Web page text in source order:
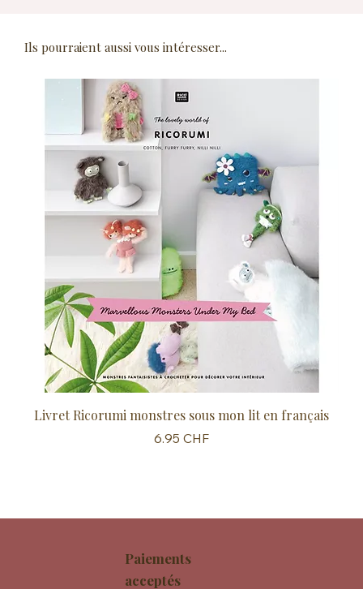
Ils pourraient aussi vous intéresser...
Livret Ricorumi monstres sous mon lit en français
Prix
6.95 CHF
Paiements
acceptés